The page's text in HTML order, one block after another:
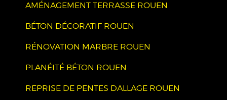
AMÉNAGEMENT TERRASSE ROUEN
BÉTON DÉCORATIF ROUEN
RÉNOVATION MARBRE ROUEN
PLANÉITÉ BÉTON ROUEN
REPRISE DE PENTES DALLAGE ROUEN